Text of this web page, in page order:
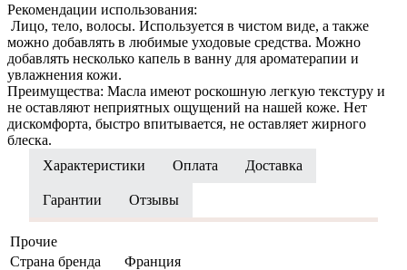
Рекомендации использования:
Лицо, тело, волосы. Используется в чистом виде, а также
можно добавлять в любимые уходовые средства. Можно
добавлять несколько капель в ванну для ароматерапии и
увлажнения кожи.
Преимущества: Масла имеют роскошную легкую текстуру и
не оставляют неприятных ощущений на нашей коже. Нет
дискомфорта, быстро впитывается, не оставляет жирного
блеска.
Характеристики
Оплата Доставка
Гарантии Отзывы
Прочие
Страна бренда
Франция